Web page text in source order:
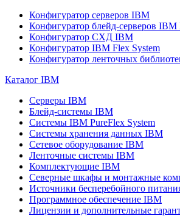
Конфигуратор серверов IBM
Конфигуратор блейд-серверов IBM
Конфигуратор СХД IBM
Конфигуратор IBM Flex System
Конфигуратор ленточных
Каталог IBM
Серверы IBM
Блейд-системы IBM
Системы IBM PureFlex System
Системы хранения данных IBM
Сетевое оборудование IBM
Ленточные системы IBM
Комплектующие IBM
Северные шкафы и монтажные
Источники бесперебойного
Программное обеспечение IBM
Лицензии и дополнительные